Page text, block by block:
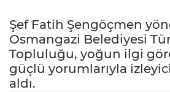
Şef Fatih Şengöçmen
Osmangazi Belediyesi
Topluluğu, yoğun ilgi
güçlü yorumlarıyla
aldı.